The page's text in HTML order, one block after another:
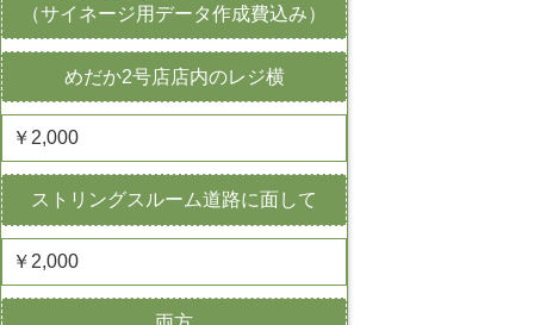
（サイネージ用データ作成費込み）
めだか2号店店内のレジ横
￥2,000
ストリングスルーム道路に面して
￥2,000